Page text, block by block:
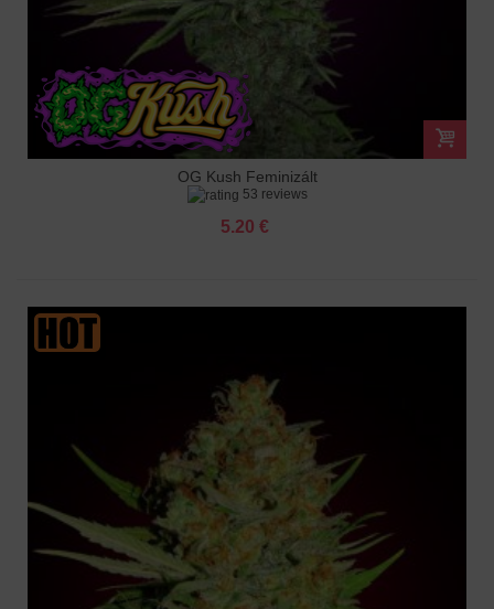
OG Kush Feminizált
53 reviews
5.20 €